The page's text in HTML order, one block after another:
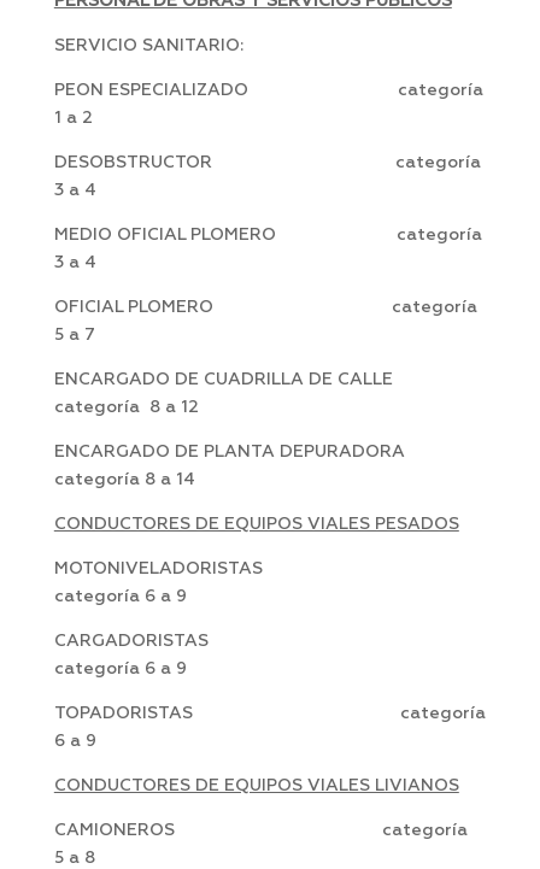
SERVICIO SANITARIO:
PEON ESPECIALIZADO categoría
1 a 2
DESOBSTRUCTOR categoría
3 a 4
MEDIO OFICIAL PLOMERO categoría
3 a 4
OFICIAL PLOMERO categoría
5 a 7
ENCARGADO DE CUADRILLA DE CALLE
categoría 8 a 12
ENCARGADO DE PLANTA DEPURADORA
categoría 8 a 14
CONDUCTORES DE EQUIPOS VIALES PESADOS
MOTONIVELADORISTAS
categoría 6 a 9
CARGADORISTAS
categoría 6 a 9
TOPADORISTAS categoría
6 a 9
CONDUCTORES DE EQUIPOS VIALES LIVIANOS
CAMIONEROS categoría
5 a 8